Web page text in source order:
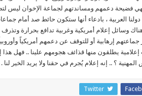
فضيحة دعمهم ومساندتهم لجماعة الإخوان ليس
العربية ، بادعاء أنها ستكون حائط صد أمام
وسائل إعلام أمريكية وغربية تدافع بحرارة
جماعتهم إرهابية أو للتوقف عن دعمهم أمريكياً
يطلقون منها قذائف هجومهم علينا .. فهل
؟ .. إنه إعلام يُجرم في حقنا ولا يريد الخير لنا .
Twitter